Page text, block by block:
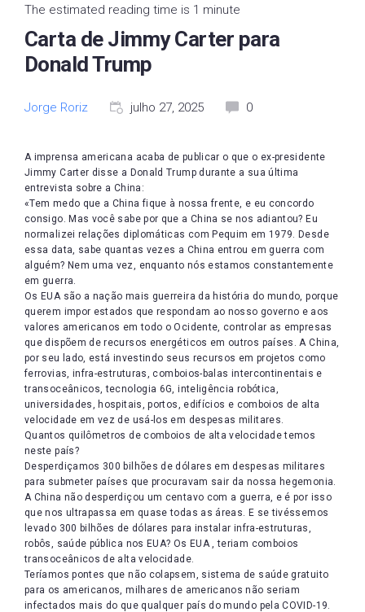
The estimated reading time is 1 minute
Carta de Jimmy Carter para
Donald Trump
Jorge Roriz julho 27, 2025 0
A imprensa americana acaba de publicar o que o ex-presidente
Jimmy Carter disse a Donald Trump durante a sua última
entrevista sobre a China:
«Tem medo que a China fique à nossa frente, e eu concordo
consigo. Mas você sabe por que a China se nos adiantou? Eu
normalizei relações diplomáticas com Pequim em 1979. Desde
essa data, sabe quantas vezes a China entrou em guerra com
alguém? Nem uma vez, enquanto nós estamos constantemente
em guerra.
Os EUA são a nação mais guerreira da história do mundo, porque
querem impor estados que respondam ao nosso governo e aos
valores americanos em todo o Ocidente, controlar as empresas
que dispõem de recursos energéticos em outros países. A China,
por seu lado, está investindo seus recursos em projetos como
ferrovias, infra-estruturas, comboios-balas intercontinentais e
transoceânicos, tecnologia 6G, inteligência robótica,
universidades, hospitais, portos, edifícios e comboios de alta
velocidade em vez de usá-los em despesas militares.
Quantos quilômetros de comboios de alta velocidade temos
neste país?
Desperdiçamos 300 bilhões de dólares em despesas militares
para submeter países que procuravam sair da nossa hegemonia.
A China não desperdiçou um centavo com a guerra, e é por isso
que nos ultrapassa em quase todas as áreas. E se tivéssemos
levado 300 bilhões de dólares para instalar infra-estruturas,
robôs, saúde pública nos EUA? Os EUA , teriam comboios
transoceânicos de alta velocidade.
Teríamos pontes que não colapsem, sistema de saúde gratuito
para os americanos, milhares de americanos não seriam
infectados mais do que qualquer país do mundo pela COVID-19.